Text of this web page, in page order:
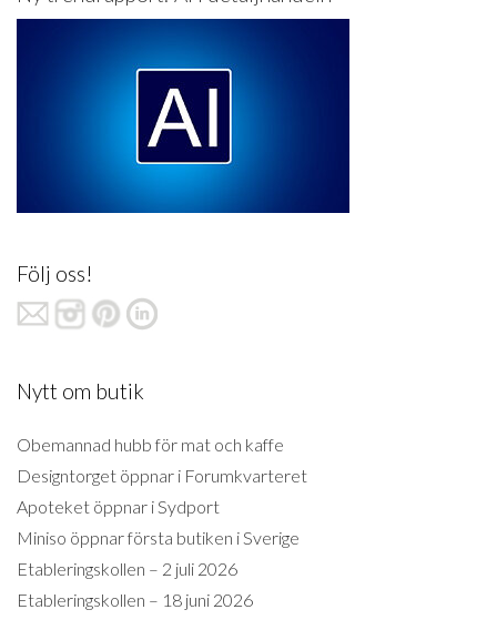
Följ oss!
Nytt om butik
Obemannad hubb för mat och kaffe
Designtorget öppnar i Forumkvarteret
Apoteket öppnar i Sydport
Miniso öppnar första butiken i Sverige
Etableringskollen – 2 juli 2026
Etableringskollen – 18 juni 2026